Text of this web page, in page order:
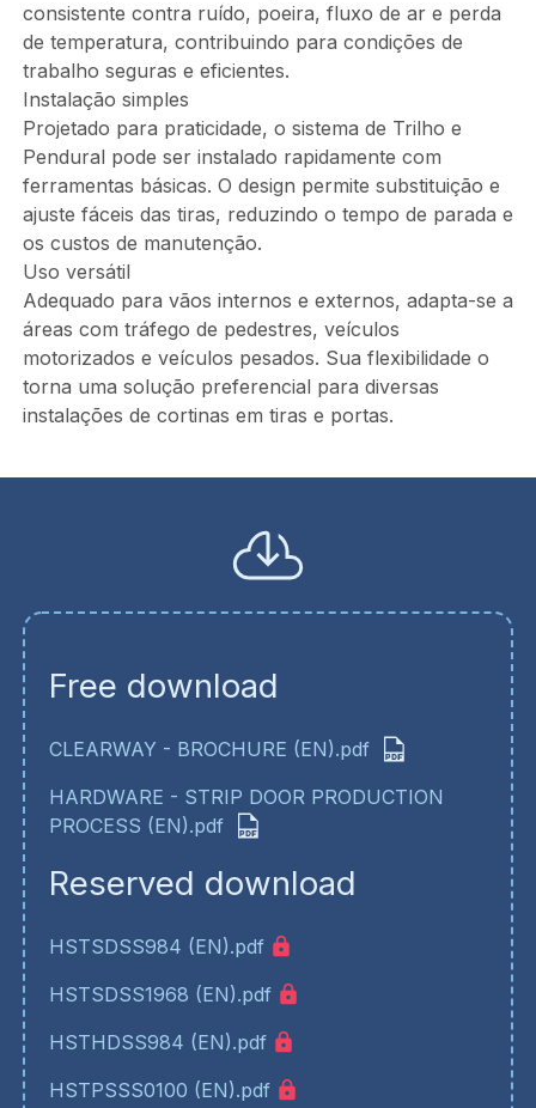
consistente contra ruído, poeira, fluxo de ar e perda
de temperatura, contribuindo para condições de
trabalho seguras e eficientes.
Instalação simples
Projetado para praticidade, o sistema de Trilho e
Pendural pode ser instalado rapidamente com
ferramentas básicas. O design permite substituição e
ajuste fáceis das tiras, reduzindo o tempo de parada e
os custos de manutenção.
Uso versátil
Adequado para vãos internos e externos, adapta-se a
áreas com tráfego de pedestres, veículos
motorizados e veículos pesados. Sua flexibilidade o
torna uma solução preferencial para diversas
instalações de cortinas em tiras e portas.
Free download
CLEARWAY - BROCHURE (EN).pdf
HARDWARE - STRIP DOOR PRODUCTION
PROCESS (EN).pdf
Reserved download
HSTSDSS984 (EN).pdf
HSTSDSS1968 (EN).pdf
HSTHDSS984 (EN).pdf
HSTPSSS0100 (EN).pdf